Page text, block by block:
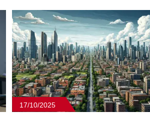
17/10/2025